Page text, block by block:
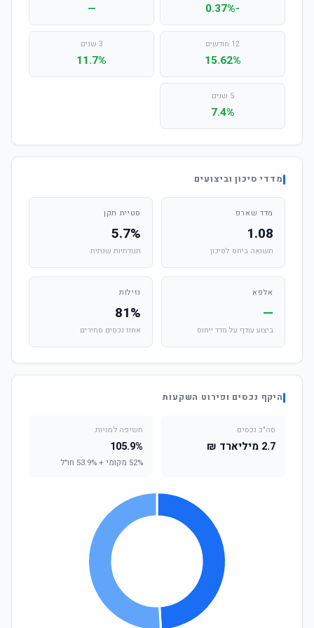
-0.37%
—
12 חודשים
15.62%
3 שנים
11.7%
5 שנים
7.4%
מדדי סיכון וביצועים
מדד שארפ
1.08
תשואה ביחס לסיכון
סטיית תקן
5.7%
תנודתיות שנתית
אלפא
—
ביצוע עודף על מדד ייחוס
נזילות
81%
אחוז נכסים סחירים
היקף נכסים ופירוט השקעות
סה"כ נכסים
2.7 מיליארד ₪
חשיפה למניות
105.9%
52% מקומי + 53.9% חו"ל